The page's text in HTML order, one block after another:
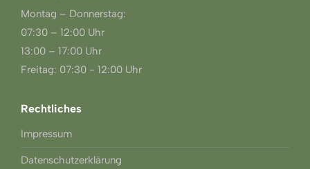
Montag – Donnerstag:
07:30 – 12:00 Uhr
13:00 – 17:00 Uhr
Freitag: 07:30 - 12:00 Uhr
Rechtliches
Impressum
Datenschutzerklärung